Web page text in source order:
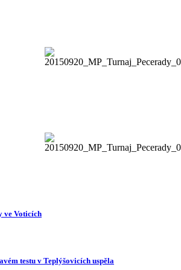
ve Voticích
testu v Teplýšovicích uspěla